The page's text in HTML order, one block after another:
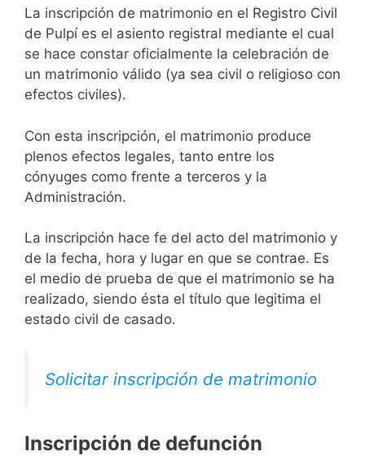
La inscripción de matrimonio en el Registro Civil
de Pulpí es el asiento registral mediante el cual
se hace constar oficialmente la celebración de
un matrimonio válido (ya sea civil o religioso con
efectos civiles).
Con esta inscripción, el matrimonio produce
plenos efectos legales, tanto entre los
cónyuges como frente a terceros y la
Administración.
La inscripción hace fe del acto del matrimonio y
de la fecha, hora y lugar en que se contrae. Es
el medio de prueba de que el matrimonio se ha
realizado, siendo ésta el título que legitima el
estado civil de casado.
Solicitar inscripción de matrimonio
Inscripción de defunción